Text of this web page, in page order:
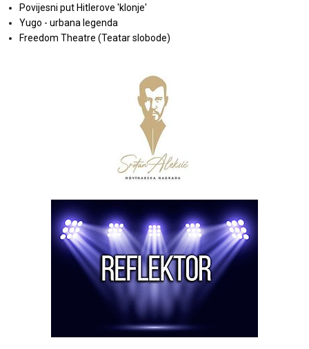
Povijesni put Hitlerove 'klonje'
Yugo - urbana legenda
Freedom Theatre (Teatar slobode)